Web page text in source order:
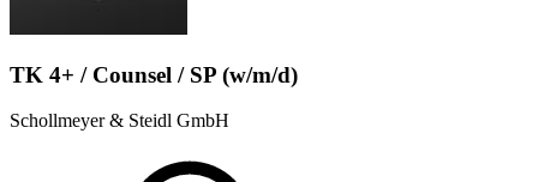
TK 4+ / Counsel / SP (w/m/d)
Schollmeyer & Steidl GmbH